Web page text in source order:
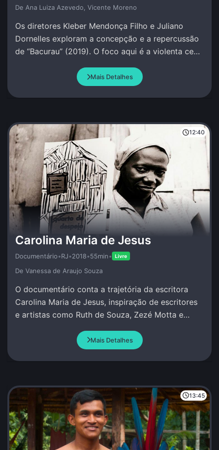
De Ana Luiza Azevedo, Vicente Moreno
Os diretores Kleber Mendonça Filho e Juliano
Dornelles exploram a concepção e a repercussão
de “Bacurau” (2019). O foco aqui é a violenta cena
Mais Detalhes
12:40
Carolina Maria de Jesus
Documentário•RJ•2018•55min• Livre
De Vanessa de Araujo Souza
O documentário conta a trajetória da escritora
Carolina Maria de Jesus, inspiração de escritores
e artistas como Ruth de Souza, Zezé Motta e
Mais Detalhes
13:45